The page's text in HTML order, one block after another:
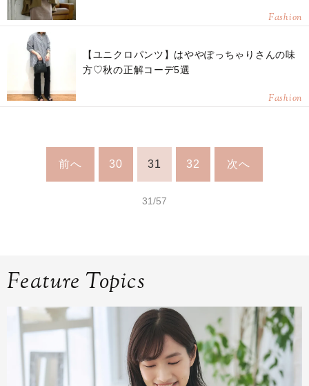
Fashion
【ユニクロパンツ】はややぽっちゃりさんの味
方♡秋の正解コーデ5選
Fashion
前へ 30 31 32 次へ
31/57
Feature Topics